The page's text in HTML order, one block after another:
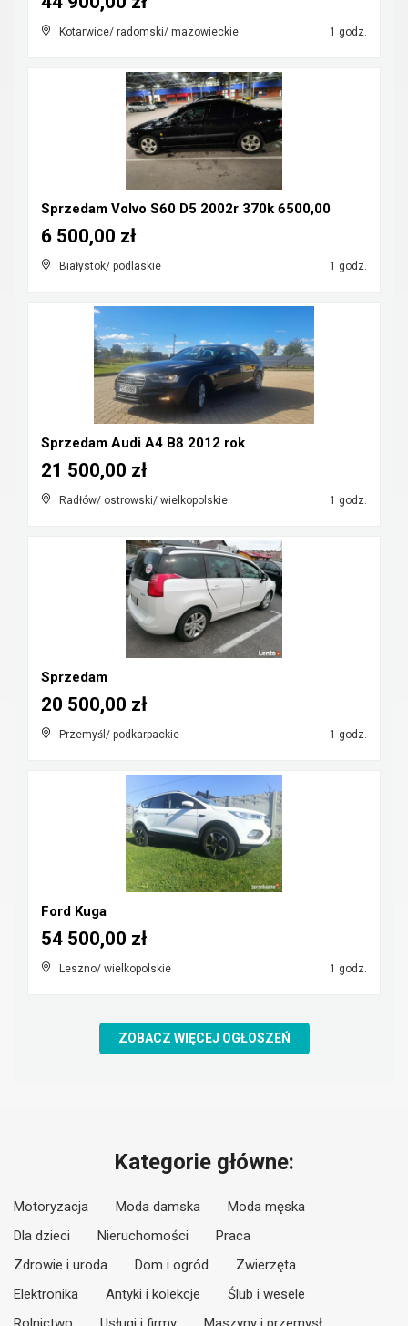
Kotarwice/ radomski/ mazowieckie 1 godz.
Sprzedam Volvo S60 D5 2002r 370k 6500,00
Białystok/ podlaskie 1 godz.
6 500,00 zł
Sprzedam Audi A4 B8 2012 rok
Radłów/ ostrowski/ wielkopolskie 1 godz.
21 500,00 zł
Sprzedam
Przemyśl/ podkarpackie 1 godz.
20 500,00 zł
Ford Kuga
Leszno/ wielkopolskie 1 godz.
54 500,00 zł
ZOBACZ WIĘCEJ OGŁOSZEŃ
Kategorie główne:
Motoryzacja Moda damska
Moda męska
Dla dzieci
Nieruchomości
Praca
Zdrowie i uroda
Dom i ogród
Zwierzęta
Elektronika
Antyki i kolekcje
Ślub i wesele